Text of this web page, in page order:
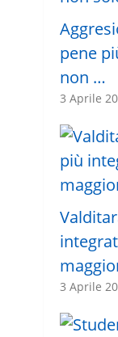
pene
non …
3 Aprile
3 Aprile